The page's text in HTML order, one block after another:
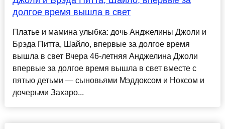
долгое время вышла в свет
Платье и мамина улыбка: дочь Анджелины Джоли и
Брэда Питта, Шайло, впервые за долгое время
вышла в свет Вчера 46-летняя Анджелина Джоли
впервые за долгое время вышла в свет вместе с
пятью детьми — сыновьями Мэддоксом и Ноксом и
дочерьми Захаро...